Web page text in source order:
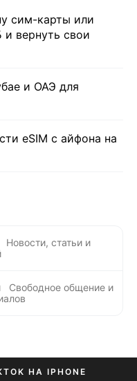
сим-карты или
и вернуть свои
и ОАЭ для
eSIM с айфона на
Новости, статьи и
Свободное общение и
НА IPHONE